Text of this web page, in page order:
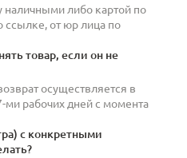
наличными либо картой по
ссылке, от юр лица по
товар, если он не
осуществляется в
ми рабочих дней с момента
с конкретными